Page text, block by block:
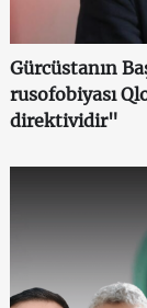
Gürcüstanın
rusofobiyası
direktividir"